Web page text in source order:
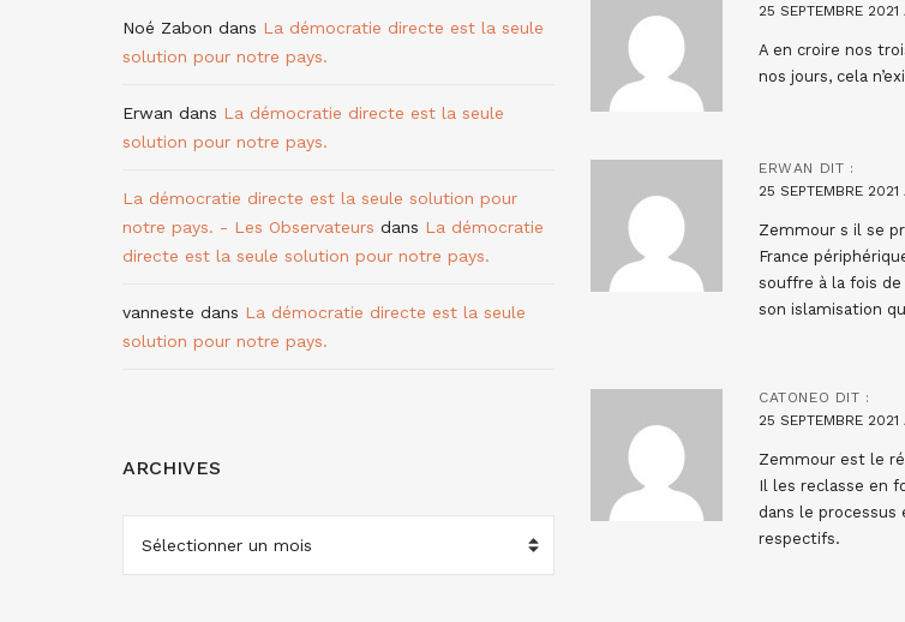
25 SEPTEMBRE
A en croire nos
nos jours, cela
ERWAN DIT :
25 SEPTEMBRE 2021
Zemmour s il se
France
souffre à la fois
son islamisation
CATONEO DIT :
25 SEPTEMBRE
Zemmour est le
Il les reclasse en
dans le
respectifs.
Noé Zabon dans La démocratie directe est la seule
solution pour notre pays.
Erwan dans La démocratie directe est la seule
solution pour notre pays.
La démocratie directe est la seule solution pour
notre pays. - Les Observateurs dans La démocratie
directe est la seule solution pour notre pays.
vanneste dans La démocratie directe est la seule
solution pour notre pays.
ARCHIVES
ARCHIVES